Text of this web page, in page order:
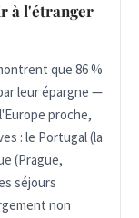
à l'étranger
que 86 %
leur épargne —
proche,
: le Portugal (la
(Prague,
séjours
non